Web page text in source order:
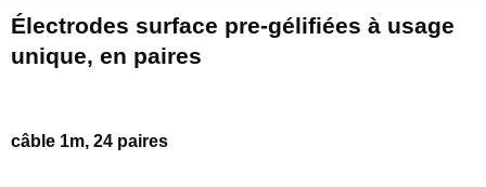
Électrodes surface pre-gélifiées à usage
unique, en paires
câble 1m, 24 paires